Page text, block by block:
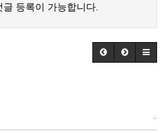
등록이 가능합니다.
+